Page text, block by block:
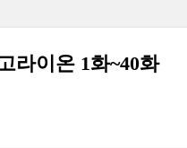
라이온 1화~40화